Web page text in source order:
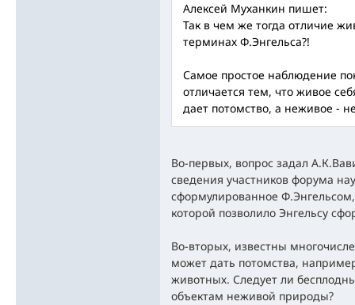
Алексей Муханкин пишет:
Так в чем же тогда отличие
терминах Ф.Энгельса?!
Самое простое наблюдение
отличается тем, что живое
дает потомство, а неживое -
Во-первых, вопрос задал
сведения участников форума
сформулированное
которой позволило Энгельсу
Во-вторых, известны
может дать потомства,
животных. Следует ли
объектам неживой природы?